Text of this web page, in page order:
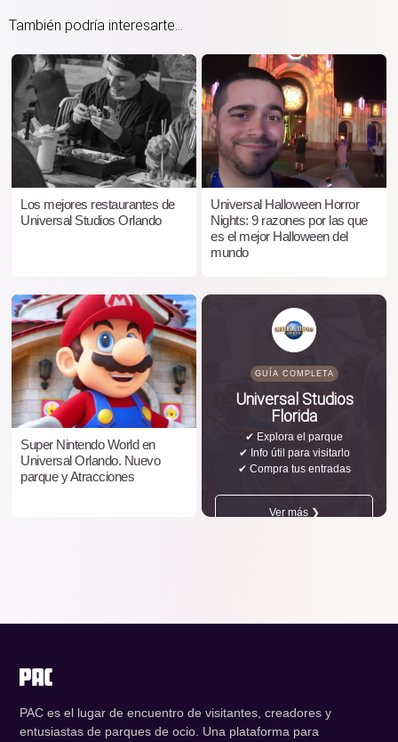
También podría interesarte...
Los mejores restaurantes de
Universal Studios Orlando
Universal Halloween Horror
Nights: 9 razones por las que
es el mejor Halloween del
mundo
Super Nintendo World en
Universal Orlando. Nuevo
parque y Atracciones
GUÍA COMPLETA
Universal Studios
Florida
✔ Explora el parque
✔ Info útil para visitarlo
✔ Compra tus entradas
Ver más ❯
PAC es el lugar de encuentro de visitantes, creadores y
entusiastas de parques de ocio. Una plataforma para